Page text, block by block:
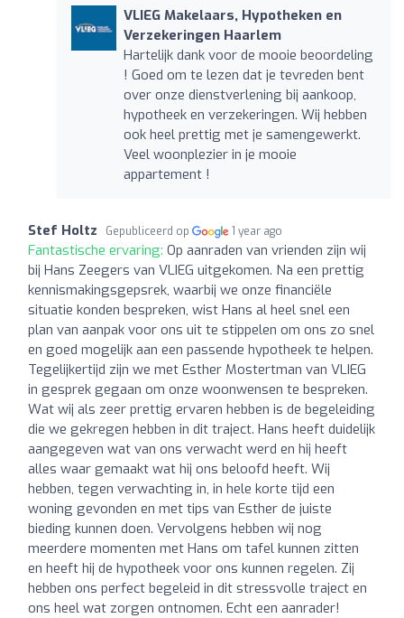
VLIEG Makelaars, Hypotheken en
Verzekeringen Haarlem
Hartelijk dank voor de mooie beoordeling
! Goed om te lezen dat je tevreden bent
over onze dienstverlening bij aankoop,
hypotheek en verzekeringen. Wij hebben
ook heel prettig met je samengewerkt.
Veel woonplezier in je mooie
appartement !
Stef Holtz Gepubliceerd op 1 year ago
Fantastische ervaring: Op aanraden van vrienden zijn wij
bij Hans Zeegers van VLIEG uitgekomen. Na een prettig
kennismakingsgepsrek, waarbij we onze financiële
situatie konden bespreken, wist Hans al heel snel een
plan van aanpak voor ons uit te stippelen om ons zo snel
en goed mogelijk aan een passende hypotheek te helpen.
Tegelijkertijd zijn we met Esther Mostertman van VLIEG
in gesprek gegaan om onze woonwensen te bespreken.
Wat wij als zeer prettig ervaren hebben is de begeleiding
die we gekregen hebben in dit traject. Hans heeft duidelijk
aangegeven wat van ons verwacht werd en hij heeft
alles waar gemaakt wat hij ons beloofd heeft. Wij
hebben, tegen verwachting in, in hele korte tijd een
woning gevonden en met tips van Esther de juiste
bieding kunnen doen. Vervolgens hebben wij nog
meerdere momenten met Hans om tafel kunnen zitten
en heeft hij de hypotheek voor ons kunnen regelen. Zij
hebben ons perfect begeleid in dit stressvolle traject en
ons heel wat zorgen ontnomen. Echt een aanrader!